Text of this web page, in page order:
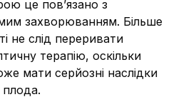
це пов’язано з
захворюванням. Більше
не слід переривати
терапію, оскільки
мати серйозні наслідки
плода.